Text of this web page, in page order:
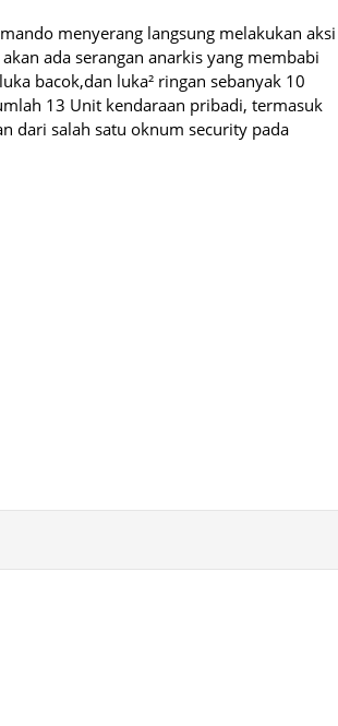
menyerang langsung melakukan aksi
ada serangan anarkis yang membabi
bacok,dan luka² ringan sebanyak 10
13 Unit kendaraan pribadi, termasuk
dari salah satu oknum security pada